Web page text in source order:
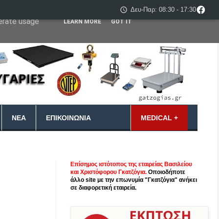
ΝΈΑ ΕΠΙΚΟΙΝΩΝΊΑ MEDICAL +
Δευ-Παρ: 08:30 - 17:30
Επίσημος ιστότοπος της εταιρείας Βασιλείου
και Χριστόφορου Γκατζόγια. Οποιοδήποτε
άλλο site με την επωνυμία "Γκατζόγια" ανήκει
σε διαφορετική εταιρεία.
agent
usage
LEARN MORE GOT IT